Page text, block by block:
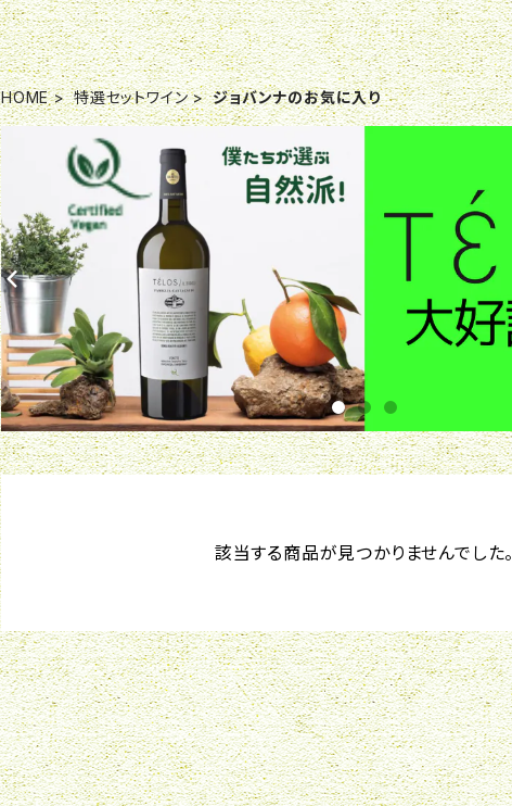
HOME 特選セットワイン ジョバンナのお気に入り
該当する商品が見つかりませんでした。